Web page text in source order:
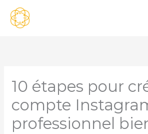
Aller
contenu
10 étapes pour
compte
professionnel